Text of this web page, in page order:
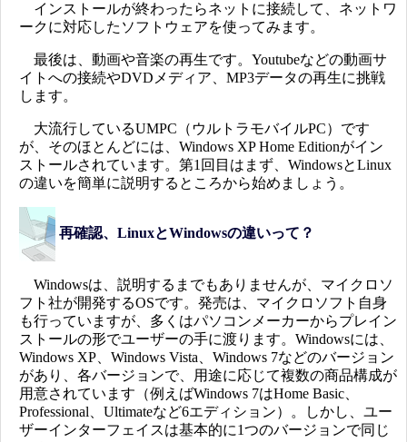
インストールが終わったらネットに接続して、ネットワ
ークに対応したソフトウェアを使ってみます。
最後は、動画や音楽の再生です。Youtubeなどの動画サ
イトへの接続やDVDメディア、MP3データの再生に挑戦
します。
大流行しているUMPC（ウルトラモバイルPC）です
が、そのほとんどには、Windows XP Home Editionがイン
ストールされています。第1回目はまず、WindowsとLinux
の違いを簡単に説明するところから始めましょう。
再確認、LinuxとWindowsの違いって？
Windowsは、説明するまでもありませんが、マイクロソ
フト社が開発するOSです。発売は、マイクロソフト自身
も行っていますが、多くはパソコンメーカーからプレイン
ストールの形でユーザーの手に渡ります。Windowsには、
Windows XP、Windows Vista、Windows 7などのバージョン
があり、各バージョンで、用途に応じて複数の商品構成が
用意されています（例えばWindows 7はHome Basic、
Professional、Ultimateなど6エディション）。しかし、ユー
ザーインターフェイスは基本的に1つのバージョンで同じ